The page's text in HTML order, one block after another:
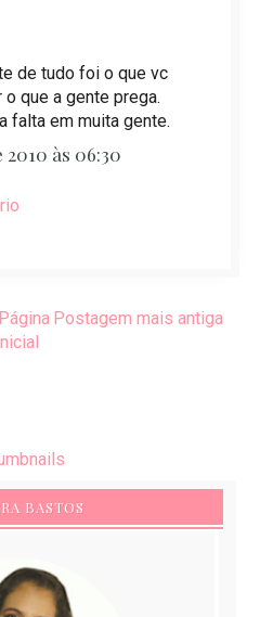
de tudo foi o que vc
o que a gente prega.
falta em muita gente.
às 06:30
Postagem mais antiga
Página
BASTOS